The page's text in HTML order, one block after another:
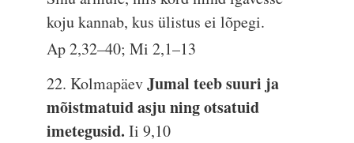
koju kannab, kus ülistus ei lõpegi.
Ap 2,32–40; Mi 2,1–13
22. KolmapäevJumal teeb suuri ja
mõistmatuid asju ning otsatuid
imetegusid.Ii 9,10